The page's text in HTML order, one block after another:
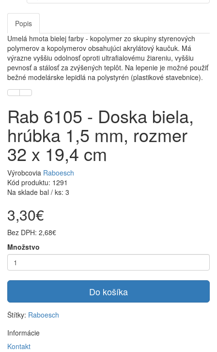
Popis
Umelá hmota bielej farby - kopolymer zo skupiny styrenových
polymerov a kopolymerov obsahujúci akrylátový kaučuk. Má
výrazne vyššiu odolnosť oproti ultrafialovému žiareniu, vyššiu
pevnosť a stálosť za zvýšených teplôt. Na lepenie je možné použiť
bežné modelárske lepidlá na polystyrén (plastikové stavebnice).
Rab 6105 - Doska biela,
hrúbka 1,5 mm, rozmer
32 x 19,4 cm
Výrobcovia Raboesch
Kód produktu: 1291
Na sklade bal / ks: 3
3,30€
Bez DPH: 2,68€
Množstvo
Do košíka
Štítky: Raboesch
Informácie
Kontakt